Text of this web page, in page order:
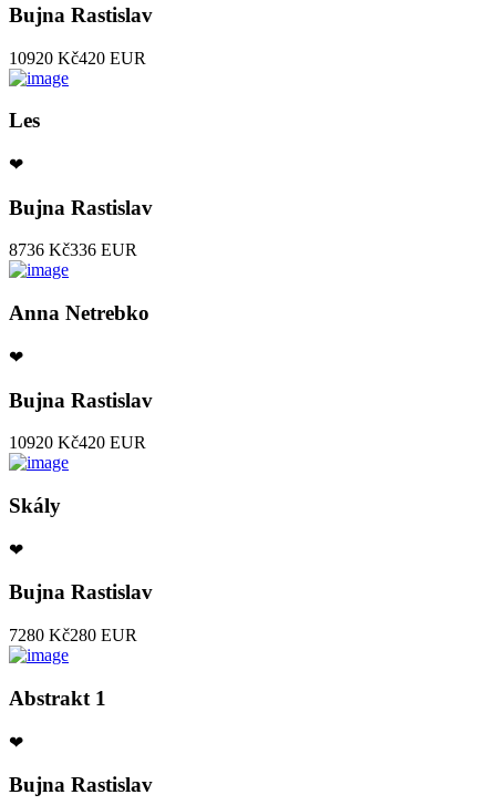
Bujna Rastislav
10920 Kč420 EUR
Les
❤
Bujna Rastislav
8736 Kč336 EUR
Anna Netrebko
❤
Bujna Rastislav
10920 Kč420 EUR
Skály
❤
Bujna Rastislav
7280 Kč280 EUR
Abstrakt 1
❤
Bujna Rastislav